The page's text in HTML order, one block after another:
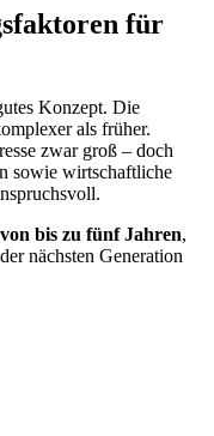
für
Konzept. Die
als früher.
zwar groß – doch
sowie wirtschaftliche
bis zu fünf Jahren,
nächsten Generation